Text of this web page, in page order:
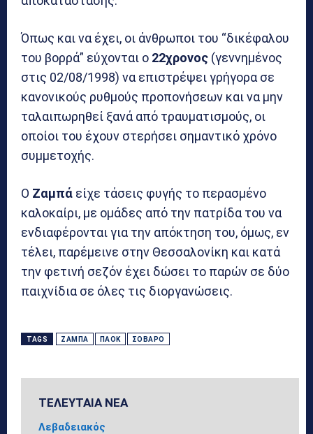
Όπως και να έχει, οι άνθρωποι του “δικέφαλου
του βορρά” εύχονται ο 22χρονος (γεννημένος
στις 02/08/1998) να επιστρέψει γρήγορα σε
κανονικούς ρυθμούς προπονήσεων και να μην
ταλαιπωρηθεί ξανά από τραυματισμούς, οι
οποίοι του έχουν στερήσει σημαντικό χρόνο
συμμετοχής.
Ο Ζαμπά είχε τάσεις φυγής το περασμένο
καλοκαίρι, με ομάδες από την πατρίδα του να
ενδιαφέρονται για την απόκτηση του, όμως, εν
τέλει, παρέμεινε στην Θεσσαλονίκη και κατά
την φετινή σεζόν έχει δώσει το παρών σε δύο
παιχνίδια σε όλες τις διοργανώσεις.
TAGS ΖΑΜΠΆ ΠΑΟΚ ΣΟΒΑΡΌ
ΤΕΛΕΥΤΑΙΑ ΝΕΑ
Λεβαδειακός